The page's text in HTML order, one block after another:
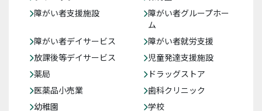
障がい者支援施設
障がい者グループホー
ム
障がい者デイサービス
障がい者就労支援
放課後等デイサービス
児童発達支援施設
薬局
ドラッグストア
医薬品小売業
歯科クリニック
幼稚園
学校